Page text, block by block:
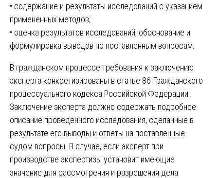
• содержание и результаты исследований с указанием
примененных методов;
• оценка результатов исследований, обоснование и
формулировка выводов по поставленным вопросам.
В гражданском процессе требования к заключению
эксперта конкретизированы в статье 86 Гражданского
процессуального кодекса Российской Федерации.
Заключение эксперта должно содержать подробное
описание проведенного исследования, сделанные в
результате его выводы и ответы на поставленные
судом вопросы. В случае, если эксперт при
производстве экспертизы установит имеющие
значение для рассмотрения и разрешения дела